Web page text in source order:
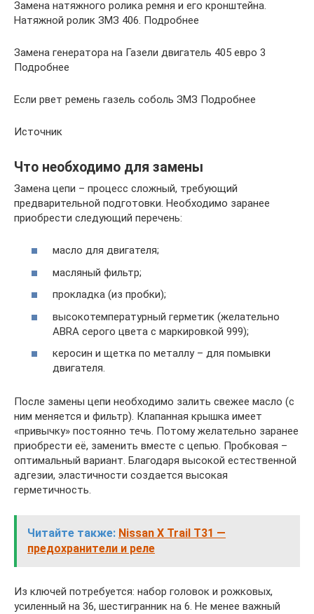
Замена натяжного ролика ремня и его кронштейна.
Натяжной ролик ЗМЗ 406. Подробнее
Замена генератора на Газели двигатель 405 евро 3
Подробнее
Если рвет ремень газель соболь ЗМЗ Подробнее
Источник
Что необходимо для замены
Замена цепи – процесс сложный, требующий
предварительной подготовки. Необходимо заранее
приобрести следующий перечень:
масло для двигателя;
масляный фильтр;
прокладка (из пробки);
высокотемпературный герметик (желательно
ABRA серого цвета с маркировкой 999);
керосин и щетка по металлу – для помывки
двигателя.
После замены цепи необходимо залить свежее масло (с
ним меняется и фильтр). Клапанная крышка имеет
«привычку» постоянно течь. Потому желательно заранее
приобрести её, заменить вместе с цепью. Пробковая –
оптимальный вариант. Благодаря высокой естественной
адгезии, эластичности создается высокая
герметичность.
Читайте также: Nissan X Trail T31 —
предохранители и реле
Из ключей потребуется: набор головок и рожковых,
усиленный на 36, шестигранник на 6. Не менее важный